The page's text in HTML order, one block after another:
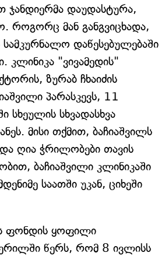
ჯანდიერმა დაუდასტურა,
როგორც მან განგვიცხადა,
სამკურნალო დაწესებულებაში
კლინიკა "ვივამედის"
ზურაბ ჩხაიძის
პარასკევს, 11
სხეულის სხვადასხვა
მისი თქმით, ბაჩიაშვილს
ღია ჭრილობები თავის
ბაჩიაშვილი კლინიკაში
საათში უკან, ციხეში
ფონდის ყოფილი
წერს, რომ 8 ივლისს